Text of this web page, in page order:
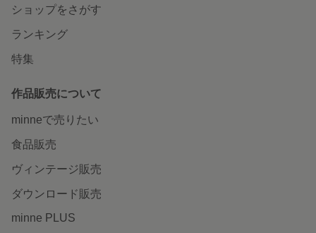
ショップをさがす
ランキング
特集
作品販売について
minneで売りたい
食品販売
ヴィンテージ販売
ダウンロード販売
minne PLUS